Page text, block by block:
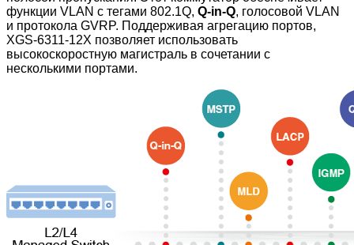
функции VLAN с тегами 802.1Q, Q-in-Q, голосовой VLAN
и протокола GVRP. Поддерживая агрегацию портов,
XGS-6311-12X позволяет использовать
высокоскоростную магистраль в сочетании с
несколькими портами.